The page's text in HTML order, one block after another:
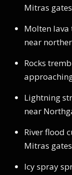
Mitras gates
Molten
near
Rocks
Lightning
near
River flood
Mitras gates
Icy spray